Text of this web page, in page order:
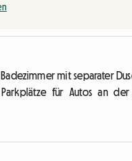
mit separater
für Autos an der